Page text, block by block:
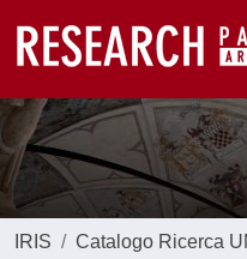
IRIS
Catalogo Ricerca